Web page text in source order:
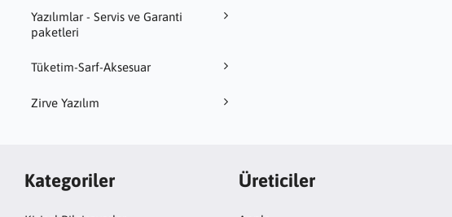
Yazılımlar - Servis ve Garanti
paketleri
Tüketim-Sarf-Aksesuar
Zirve Yazılım
Kategoriler Üreticiler